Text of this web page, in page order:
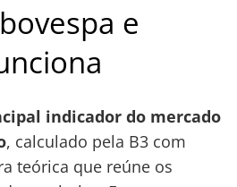
e
indicador do mercado
, calculado pela B3 com
teórica que reúne os